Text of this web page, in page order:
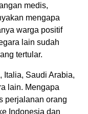
medis,
mengapa
warga positif
lain sudah
tertular.
Italia, Saudi Arabia,
lain. Mengapa
perjalanan orang
Indonesia dan